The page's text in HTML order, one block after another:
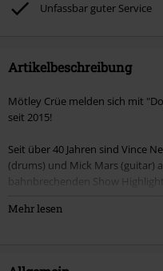
Unfassbar guter Service
Artikelbeschreibung
Mötley Crüe melden sich mit
seit 2015!
Seit über 40 Jahren sind Vince
(drums) und Mick Mars (guitar)
bahnbrechenden Show
flammenwerfenden Bass.
Mehr lesen